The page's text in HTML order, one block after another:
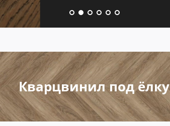
Кварцвинил под ёлку